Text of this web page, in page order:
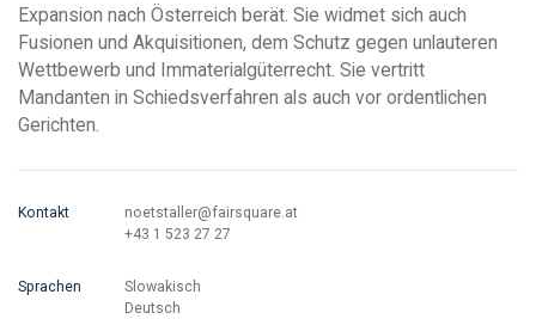
Expansion nach Österreich berät. Sie widmet sich auch
Fusionen und Akquisitionen, dem Schutz gegen unlauteren
Wettbewerb und Immaterialgüterrecht. Sie vertritt
Mandanten in Schiedsverfahren als auch vor ordentlichen
Gerichten.
Kontakt
noetstaller@fairsquare.at
+43 1 523 27 27
Sprachen
Slowakisch
Deutsch